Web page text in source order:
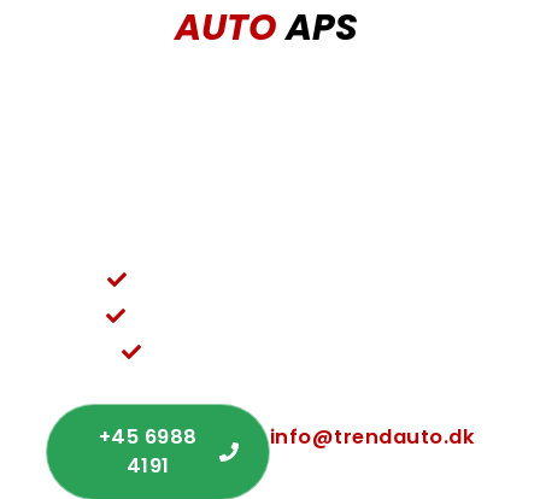
AUTOAPS
+45 6988
4191
info@trendauto.dk